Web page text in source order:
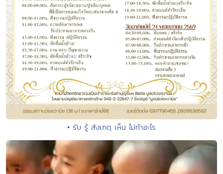
• รับ รู้ สังเกตุ เห็น ไม่ทำอะไร